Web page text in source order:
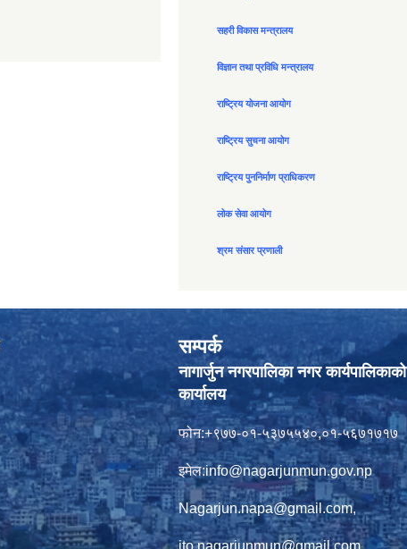
सहरी विकास मन्त्रालय
विज्ञान तथा प्रविधि मन्त्रालय
राष्ट्रिय योजना आयोग
राष्ट्रिय सुचना आयोग
राष्ट्रिय पुननिर्माण प्राधिकरण
लोक सेवा आयोग
श्रम संसार प्रणाली
सम्पर्क
नागार्जुन नगरपालिका नगर कार्यपालिकाको
कार्यालय
फोन:+९७७-०१-५३७५५४०,०१-५६७१७१७
इमेल:info@nagarjunmun.gov.np
Nagarjun.napa@gmail.com,
ito.nagarjunmun@gmail.com